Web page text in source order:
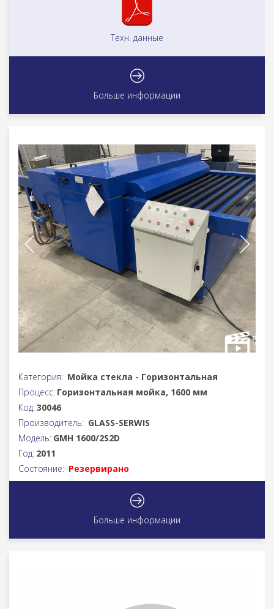
Техн. данные
Больше информации
Категория: Мойка стекла - Горизонтальная
Процесс: Горизонтальная мойка, 1600 мм
Код:30046
Производитель: GLASS-SERWIS
Модель: GMH 1600/2S2D
Год: 2011
Состояние: Резервирано
Больше информации